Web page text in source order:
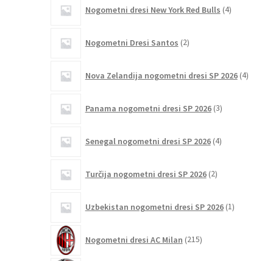
Nogometni dresi New York Red Bulls 4izdelki
Nogometni Dresi Santos 2izdelka
Nova Zelandija nogometni dresi SP 2026 4izdelki
Panama nogometni dresi SP 2026 3izdelki
Senegal nogometni dresi SP 2026 4izdelki
Turčija nogometni dresi SP 2026 2izdelka
Uzbekistan nogometni dresi SP 2026 1izdelek
Nogometni dresi AC Milan 215izdelkov